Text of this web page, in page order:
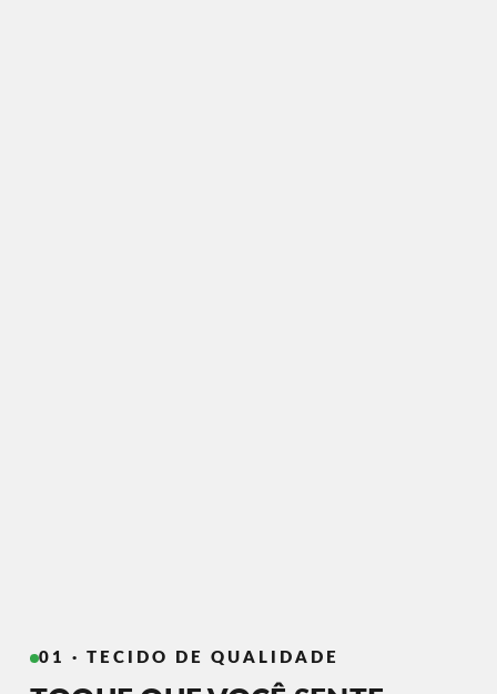
01 · TECIDO DE QUALIDADE